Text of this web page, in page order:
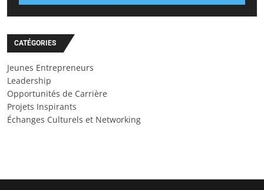
CATÉGORIES
Jeunes Entrepreneurs
Leadership
Opportunités de Carrière
Projets Inspirants
Échanges Culturels et Networking